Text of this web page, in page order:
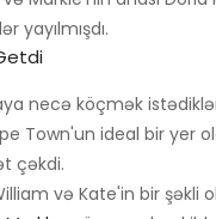
yayılmışdı.
necə köçmək
Town'un ideal bir yer
çəkdi.
və Kate'in bir